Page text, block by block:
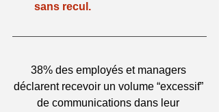
sans recul.
38% des employés et managers
déclarent recevoir un volume “excessif”
de communications dans leur